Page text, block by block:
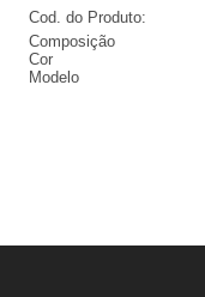
Cod. do Produto:
Composição
Cor
Modelo